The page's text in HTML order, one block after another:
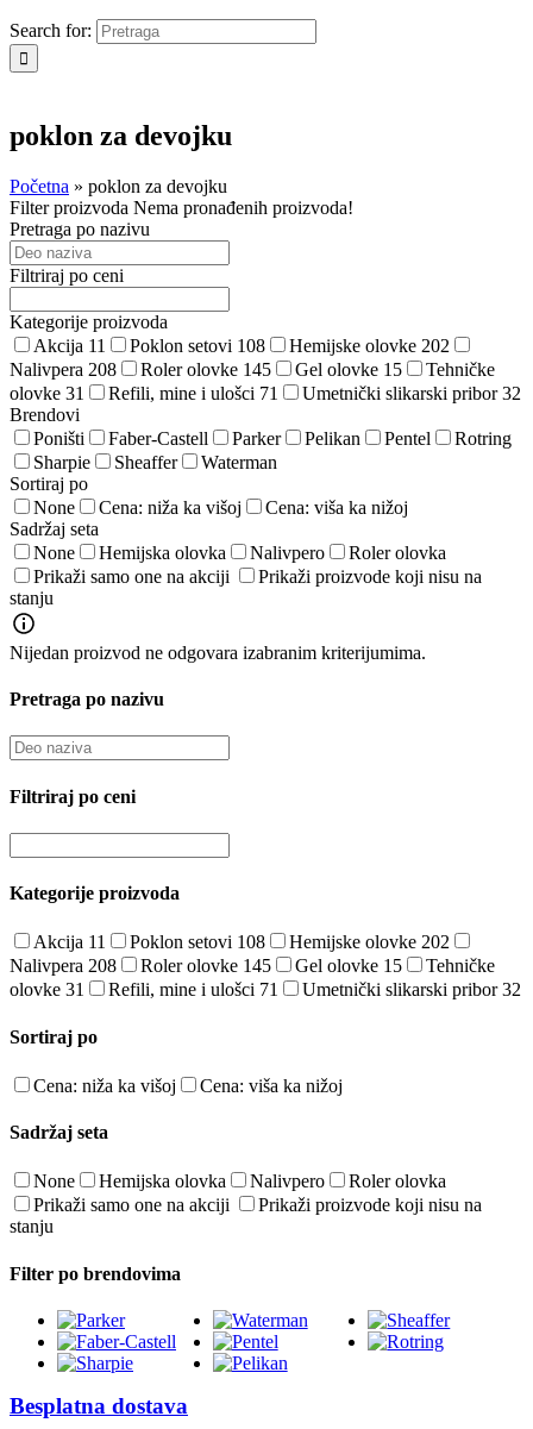
Search for:
poklon za devojku
Početna » poklon za devojku
Filter proizvoda Nema pronađenih proizvoda!
Pretraga po nazivu
Filtriraj po ceni
Kategorije proizvoda
Akcija 11 Poklon setovi 108 Hemijske olovke 202
Nalivpera 208 Roler olovke 145 Gel olovke 15
Tehničke
olovke 31 Refili, mine i ulošci 71 Umetnički slikarski pribor32
Brendovi
Poništi
Faber-Castell Parker Pelikan Pentel
Rotring
Sharpie
Sheaffer
Waterman
Sortiraj po
None
Cena: niža ka višoj
Cena: viša ka nižoj
Sadržaj seta
None
Hemijska olovka Nalivpero
Roler olovka
Prikaži samo one na akciji
Prikaži proizvode koji nisu na
stanju
Nijedan proizvod ne odgovara izabranim kriterijumima.
Pretraga po nazivu
Filtriraj po ceni
Kategorije proizvoda
Akcija 11 Poklon setovi 108 Hemijske olovke 202
Nalivpera 208 Roler olovke 145 Gel olovke 15
Tehničke
olovke 31 Refili, mine i ulošci 71 Umetnički slikarski pribor32
Sortiraj po
Cena: niža ka višoj Cena: viša ka nižoj
Sadržaj seta
None Hemijska olovka Nalivpero
Roler olovka
Prikaži samo one na akciji
Prikaži proizvode koji nisu na
stanju
Filter po brendovima
Besplatna dostava